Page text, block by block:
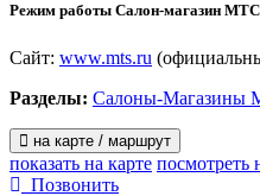
Режим работы Салон-магазин
Сайт: www.mts.ru
Разделы: Салоны-Магазины
на карте / маршрут
показать на карте посмотреть
Позвонить